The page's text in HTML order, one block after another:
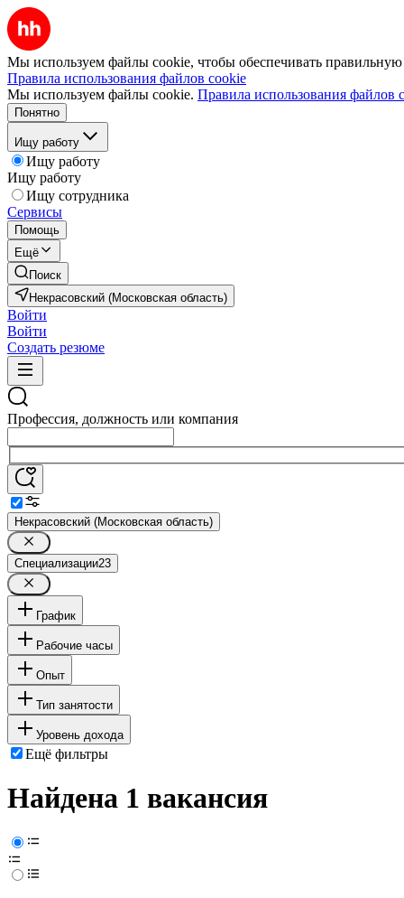
Мы используем файлы cookie, чтобы обеспечивать правильную
Правила использования файлов cookie
Мы используем файлы cookie. Правила использования файлов
Понятно
Ищу работу
Ищу работу
Ищу работу
Ищу сотрудника
Сервисы
Помощь
Ещё
Поиск
Некрасовский (Московская область)
Войти
Войти
Создать резюме
Профессия, должность или компания
Некрасовский (Московская область)
Специализации23
График
Рабочие часы
Опыт
Тип занятости
Уровень дохода
Ещё фильтры
Найдена 1 вакансия